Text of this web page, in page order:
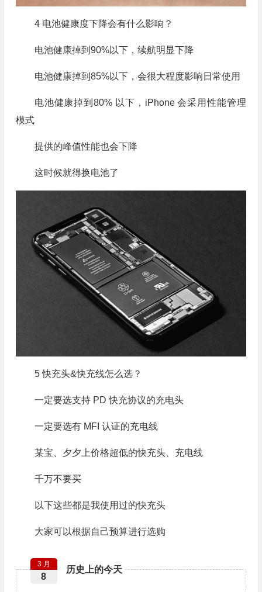
4 电池健康度下降会有什么影响？
电池健康掉到90%以下，续航明显下降
电池健康掉到85%以下，会很大程度影响日常使用
电池健康掉到80% 以下，iPhone 会采用性能管理
模式
提供的峰值性能也会下降
这时候就得换电池了
5 快充头&快充线怎么选？
一定要选支持 PD 快充协议的充电头
一定要选有 MFI 认证的充电线
某宝、夕夕上价格超低的快充头、充电线
千万不要买
以下这些都是我使用过的快充头
大家可以根据自己预算进行选购
历史上的今天
3 月
8